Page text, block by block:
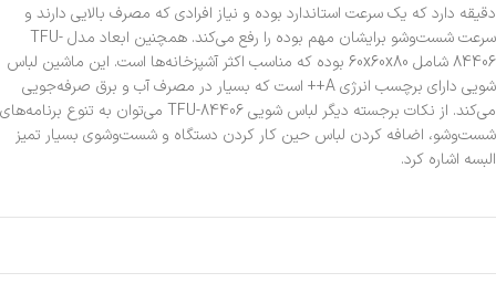
دقیقه دارد که یک سرعت استاندارد بوده و نیاز افرادی که مصرف بالایی دارند و
سرعت شست‌وشو برایشان مهم بوده را رفع می‌کند. همچنین ابعاد مدل TFU-
84406 شامل 60x60x80 بوده که مناسب اکثر آشپزخانه‌ها است. این ماشین لباس
شویی دارای برچسب انرژی A++ است که بسیار در مصرف آب و برق صرفه‌جویی
می‌کند. از نکات برجسته دیگر لباس شویی TFU-84406 می‌توان به تنوع برنامه‌های
شست‌وشو، اضافه کردن لباس حین کار کردن دستگاه و شست‌و‌شوی بسیار تمیز
البسه اشاره کرد.